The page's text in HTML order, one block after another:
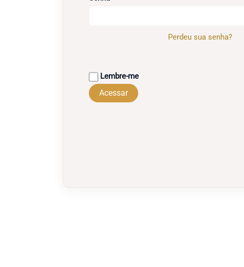
Perdeu sua senha?
Lembre-me
Acessar